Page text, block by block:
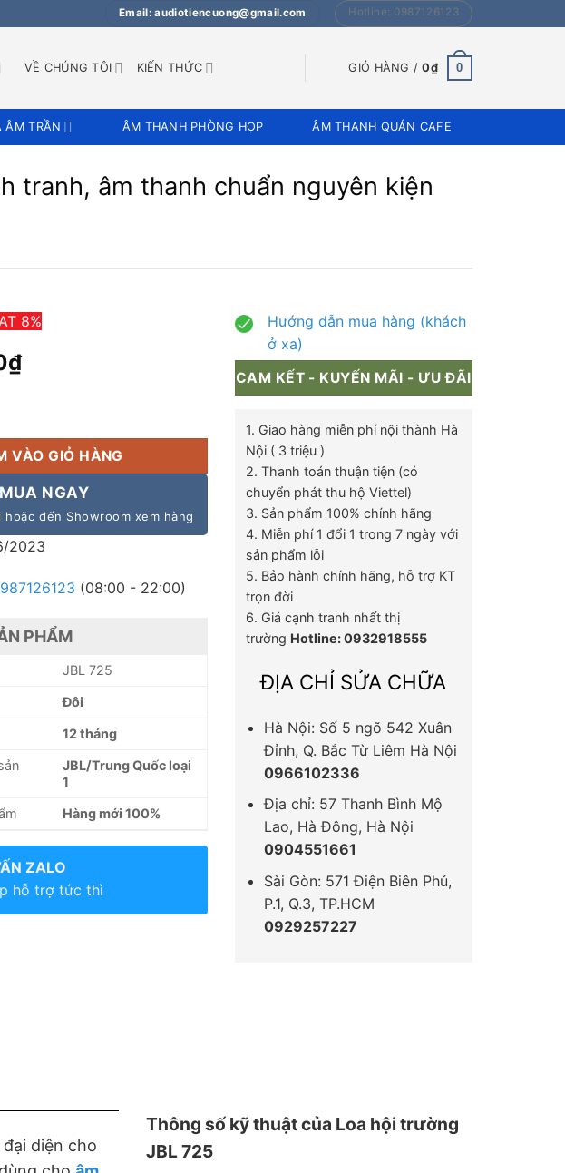
Email: audiotiencuong@gmail.com Hotline: 0987126123
VỀ CHÚNG TÔI KIẾN THỨC GIỎ HÀNG /0₫ 0
ÂM TRẦN ÂM THANH PHÒNG HỌP ÂM THANH QUÁN CAFE
tranh, âm thanh chuẩn nguyên kiện
8%
₫
725 trung quốc loại 1 giá cạnh tranh, âm thanh chuẩn nguyên kiện số lượng
VÀO GIỎ HÀNG
MUA NGAY
hoặc đến Showroom xem hàng
2023
(08:00 - 22:00)
PHẨM
JBL 725
Đôi
12 tháng
JBL/Trung Quốc loại
1
Hàng mới 100%
ZALO
hỗ trợ tức thì
Hướng dẫn mua hàng (khách
ở xa)
CAM KẾT - KUYẾN MÃI - ƯU ĐÃI
1. Giao hàng miễn phí nội thành Hà
Nội ( 3 triệu )
2. Thanh toán thuận tiện (có
chuyển phát thu hộ Viettel)
3. Sản phẩm 100% chính hãng
4. Miễn phí 1 đổi 1 trong 7 ngày với
sản phẩm lỗi
5. Bảo hành chính hãng, hỗ trợ KT
trọn đời
6. Giá cạnh tranh nhất thị
trường Hotline: 0932918555
ĐỊA CHỈ SỬA CHỮA
Hà Nội: Số 5 ngõ 542 Xuân
Đỉnh, Q. Bắc Từ Liêm Hà Nội
0966102336
Địa chỉ: 57 Thanh Bình Mộ
Lao, Hà Đông, Hà Nội
0904551661
Sài Gòn: 571 Điện Biên Phủ,
P.1, Q.3, TP.HCM
0929257227
diện cho
Thông số kỹ thuật của Loa hội trường
JBL 725